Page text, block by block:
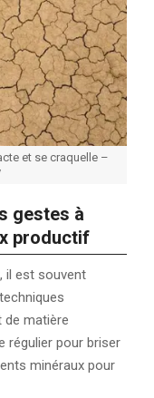
et se craquelle –
gestes à
productif
il est souvent
de matière
régulier pour briser
minéraux pour